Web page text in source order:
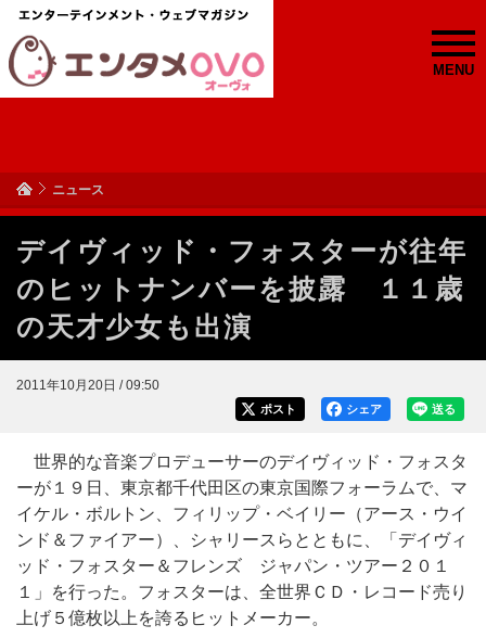
MENU
ニュース
デイヴィッド・フォスターが往年
のヒットナンバーを披露 １１歳
の天才少女も出演
2011年10月20日 / 09:50
送る
シェア
ポスト
世界的な音楽プロデューサーのデイヴィッド・フォスタ
ーが１９日、東京都千代田区の東京国際フォーラムで、マ
イケル・ボルトン、フィリップ・ベイリー（アース・ウイ
ンド＆ファイアー）、シャリースらとともに、「デイヴィ
ッド・フォスター＆フレンズ ジャパン・ツアー２０１
１」を行った。フォスターは、全世界ＣＤ・レコード売り
上げ５億枚以上を誇るヒットメーカー。